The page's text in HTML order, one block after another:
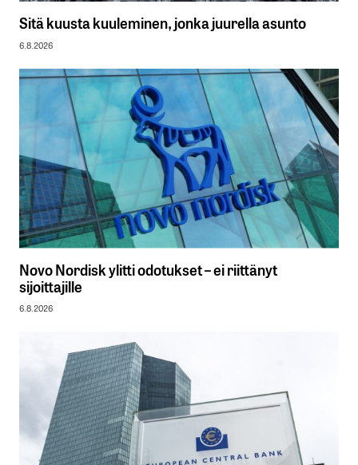
Sitä kuusta kuuleminen, jonka juurella asunto
6.8.2026
Novo Nordisk ylitti odotukset – ei riittänyt
sijoittajille
6.8.2026